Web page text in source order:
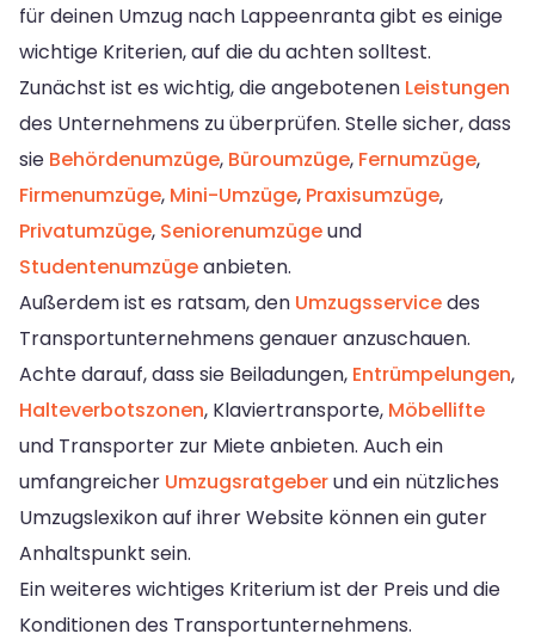
für deinen Umzug nach Lappeenranta gibt es einige
wichtige Kriterien, auf die du achten solltest.
Zunächst ist es wichtig, die angebotenen Leistungen
des Unternehmens zu überprüfen. Stelle sicher, dass
sie Behördenumzüge, Büroumzüge, Fernumzüge,
Firmenumzüge, Mini-Umzüge, Praxisumzüge,
Privatumzüge, Seniorenumzügeund
Studentenumzügeanbieten.
Außerdem ist es ratsam, den Umzugsservicedes
Transportunternehmens genauer anzuschauen.
Achte darauf, dass sie Beiladungen, Entrümpelungen,
Halteverbotszonen, Klaviertransporte, Möbellifte
und Transporter zur Miete anbieten. Auch ein
umfangreicher Umzugsratgeberund ein nützliches
Umzugslexikon auf ihrer Website können ein guter
Anhaltspunkt sein.
Ein weiteres wichtiges Kriterium ist der Preis und die
Konditionen des Transportunternehmens.